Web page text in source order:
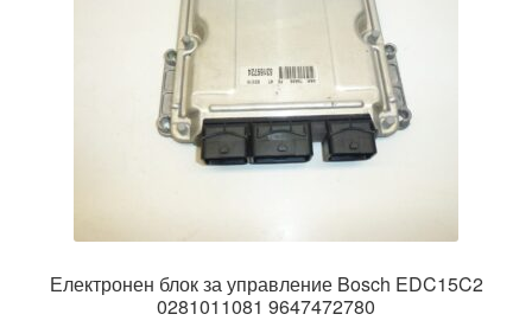
Електронен блок за управление Bosch EDC15C2
0281011081 9647472780